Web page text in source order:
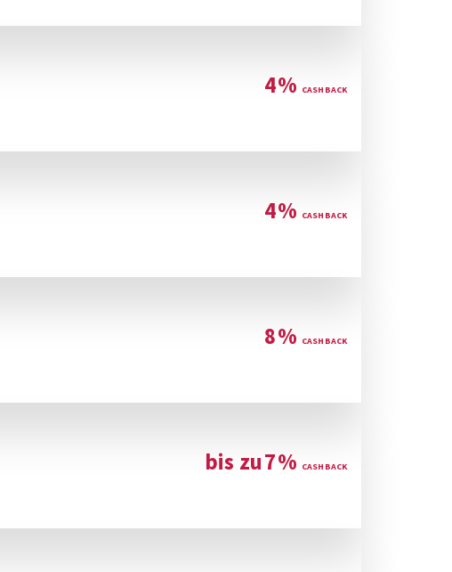
4%
4%
8%
bis zu7%